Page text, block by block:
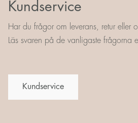
Kundservice
Har du frågor om leverans, retur eller
Läs svaren på de vanligaste frågorna
Kundservice